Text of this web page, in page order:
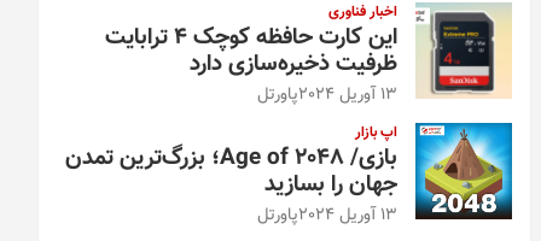
اخبار فناوری
این کارت حافظه کوچک ۴ ترابایت
ظرفیت ذخیره‌سازی دارد
13 آوریل 2024 پاورتل
اپ بازار
بازی/ Age of 2048؛ بزرگ‌ترین تمدن
جهان را بسازید
13 آوریل 2024 پاورتل